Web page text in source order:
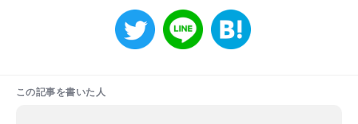
この記事を書いた人